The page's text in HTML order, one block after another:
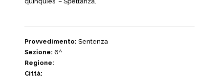
Provvedimento: Sentenza
Sezione: 6^
Regione:
Città: